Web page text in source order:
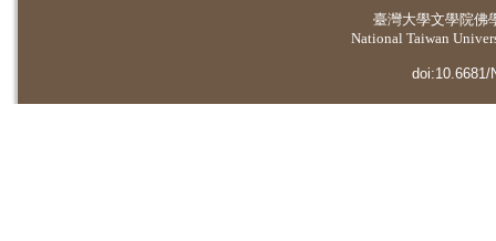
臺灣大學文學院佛
National Taiwan
doi:10.6681/